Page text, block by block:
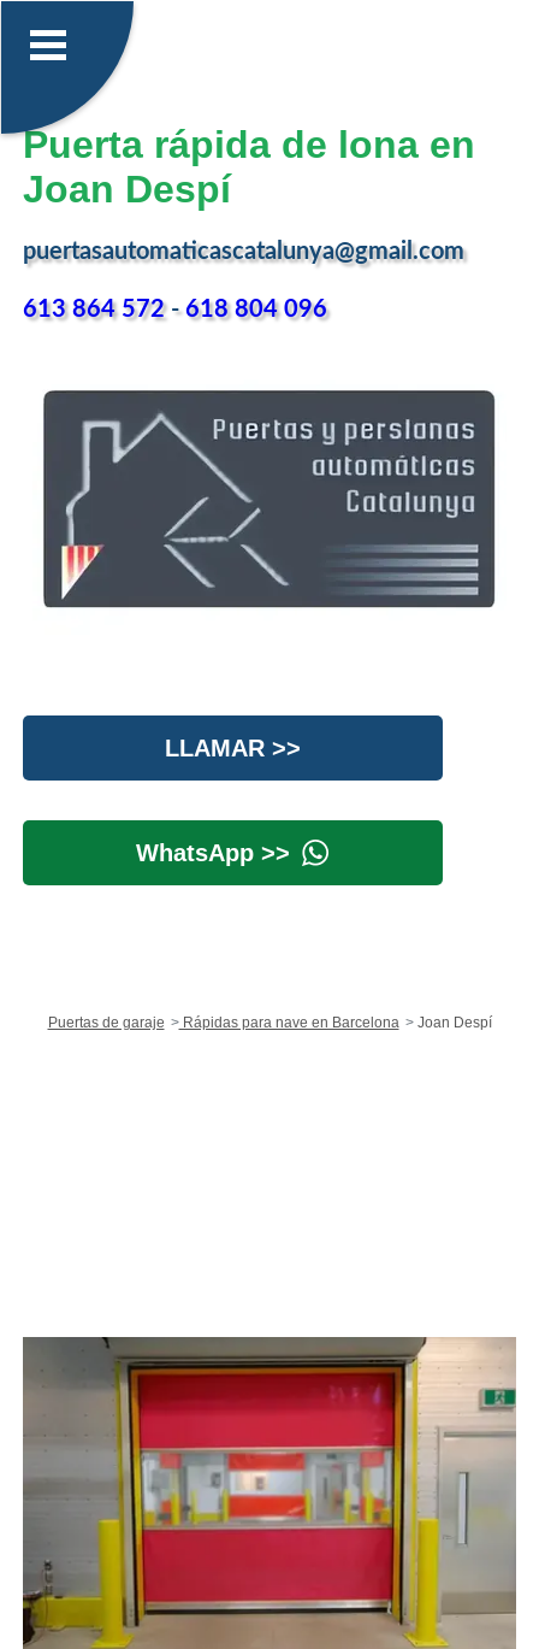
Puerta rápida de lona en
Joan Despí
puertasautomaticascatalunya@gmail.com
613 864 572-618 804 096
LLAMAR >>
WhatsApp >>
Puertas de garaje Rápidas para nave en Barcelona Joan Despí